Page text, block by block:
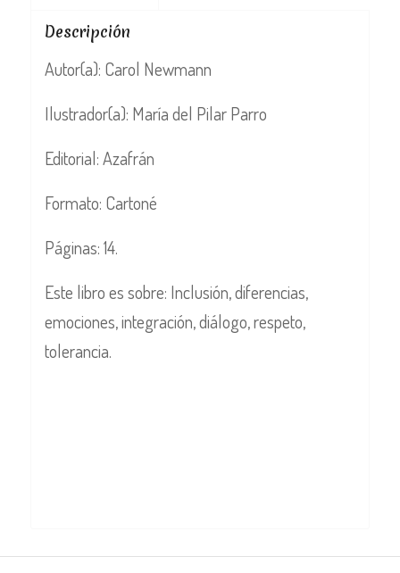
Descripción
Autor(a): Carol Newmann
Ilustrador(a): María del Pilar Parro
Editorial: Azafrán
Formato: Cartoné
Páginas: 14.
Este libro es sobre: Inclusión, diferencias,
emociones, integración, diálogo, respeto,
tolerancia.